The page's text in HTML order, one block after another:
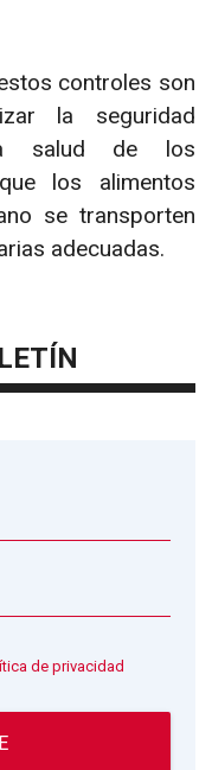
controles son
la seguridad
salud de los
los alimentos
se transporten
adecuadas.
de privacidad